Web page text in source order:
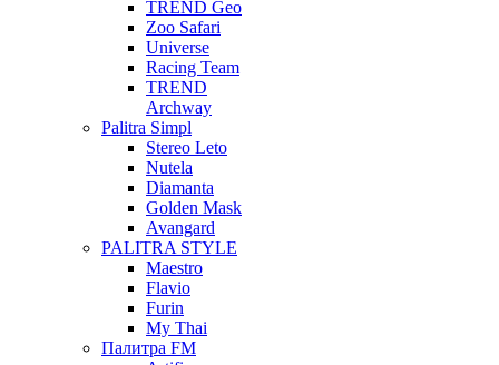
TREND Geo
Zoo Safari
Universe
Racing Team
TREND
Archway
Palitra Simpl
Stereo Leto
Nutela
Diamanta
Golden Mask
Avangard
PALITRA STYLE
Maestro
Flavio
Furin
My Thai
Палитра FM